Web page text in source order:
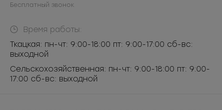
Бесплатный звонок
Время работы:
Ткацкая: пн-чт: 9:00-18:00 пт: 9:00-17:00 сб-вс:
выходной
Сельскохозяйственная: пн-чт: 9:00-18:00 пт: 9:00-
17:00 сб-вс: выходной